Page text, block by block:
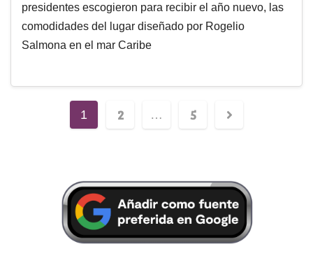
presidentes escogieron para recibir el año nuevo, las
comodidades del lugar diseñado por Rogelio
Salmona en el mar Caribe
1 2 … 5